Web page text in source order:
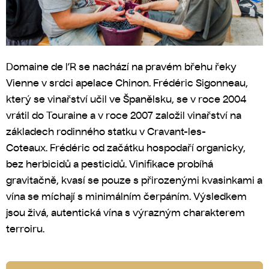
Domaine de l’R se nachází na pravém břehu řeky
Vienne v srdci apelace Chinon. Frédéric Sigonneau,
který se vinařství učil ve Španělsku, se v roce 2004
vrátil do Touraine a v roce 2007 založil vinařství na
základech rodinného statku v Cravant-les-
Coteaux. Frédéric od začátku hospodaří organicky,
bez herbicidů a pesticidů. Vinifikace probíhá
gravitačně, kvasí se pouze s přirozenými kvasinkami a
vína se míchají s minimálním čerpáním. Výsledkem
jsou živá, autentická vína s výrazným charakterem
terroiru.